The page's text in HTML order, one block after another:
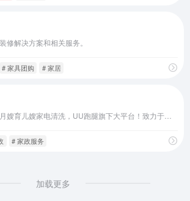
修解决方案和相关服务。
# 家具团购 # 家居
# 家政服务
加载更多